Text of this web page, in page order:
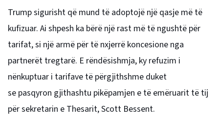
Trump sigurisht që mund të adoptojë një qasje më të
kufizuar. Ai shpesh ka bërë një rast më të ngushtë për
tarifat, si një armë për të nxjerrë koncesione nga
partnerët tregtarë. E rëndësishmja, ky refuzim i
nënkuptuar i tarifave të përgjithshme duket
se pasqyron gjithashtu pikëpamjen e të emëruarit të tij
për sekretarin e Thesarit, Scott Bessent.